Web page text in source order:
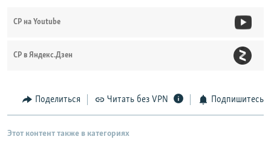
СР на Youtube
СР в Яндекс.Дзен
Поделиться Читать без VPN Подпишитесь
Этот контент также в категориях